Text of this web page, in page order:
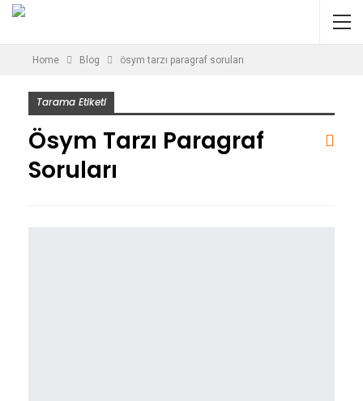
Home Blog ösym tarzı paragraf soruları
Tarama Etiketi
Ösym Tarzı Paragraf
Soruları